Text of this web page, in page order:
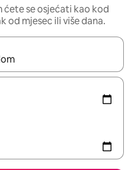
ćete se osjećati kao kod
od mjesec ili više dana.
moći ćete ih pregledati